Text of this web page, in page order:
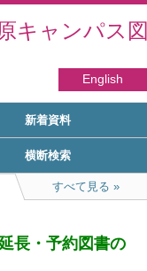
キャンパス
English
新着資料
横断検索
すべて見る
長・予約図書の